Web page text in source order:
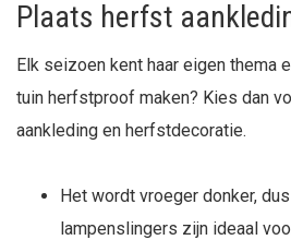
Plaats herfst
Elk seizoen kent haar eigen thema
tuin herfstproof maken? Kies dan
aankleding en herfstdecoratie.
Het wordt vroeger donker,
lampenslingers zijn ideaal